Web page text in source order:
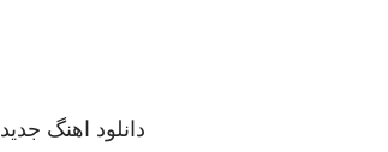
دانلود اهنگ جدید